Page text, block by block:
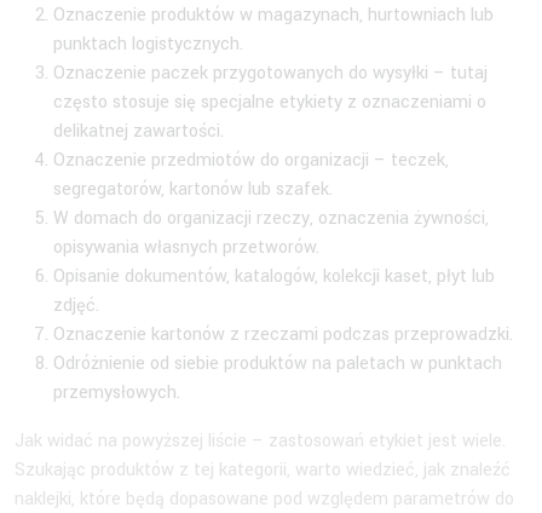
Oznaczenie produktów w magazynach, hurtowniach lub
punktach logistycznych.
Oznaczenie paczek przygotowanych do wysyłki – tutaj
często stosuje się specjalne etykiety z oznaczeniami o
delikatnej zawartości.
Oznaczenie przedmiotów do organizacji – teczek,
segregatorów, kartonów lub szafek.
W domach do organizacji rzeczy, oznaczenia żywności,
opisywania własnych przetworów.
Opisanie dokumentów, katalogów, kolekcji kaset, płyt lub
zdjęć.
Oznaczenie kartonów z rzeczami podczas przeprowadzki.
Odróżnienie od siebie produktów na paletach w punktach
przemysłowych.
Jak widać na powyższej liście – zastosowań etykiet jest wiele.
Szukając produktów z tej kategorii, warto wiedzieć, jak znaleźć
naklejki, które będą dopasowane pod względem parametrów do